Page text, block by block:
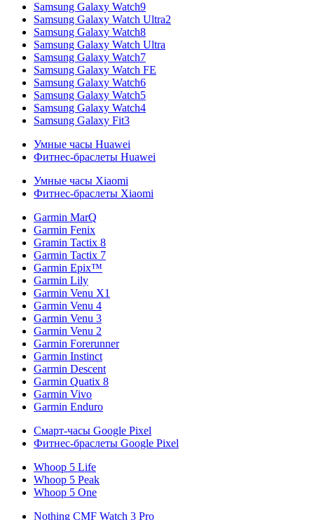
Samsung Galaxy Watch9
Samsung Galaxy Watch Ultra2
Samsung Galaxy Watch8
Samsung Galaxy Watch Ultra
Samsung Galaxy Watch7
Samsung Galaxy Watch FE
Samsung Galaxy Watch6
Samsung Galaxy Watch5
Samsung Galaxy Watch4
Samsung Galaxy Fit3
Умные часы Huawei
Фитнес-браслеты Huawei
Умные часы Xiaomi
Фитнес-браслеты Xiaomi
Garmin MarQ
Garmin Fenix
Gramin Tactix 8
Garmin Tactix 7
Garmin Epix™
Garmin Lily
Garmin Venu X1
Garmin Venu 4
Garmin Venu 3
Garmin Venu 2
Garmin Forerunner
Garmin Instinct
Garmin Descent
Garmin Quatix 8
Garmin Vivo
Garmin Enduro
Смарт-часы Google Pixel
Фитнес-браслеты Google Pixel
Whoop 5 Life
Whoop 5 Peak
Whoop 5 One
Nothing CMF Watch 3 Pro